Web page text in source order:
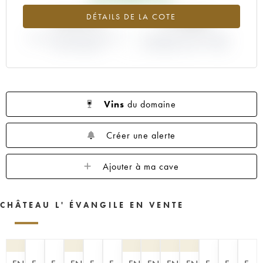
1950 1949 1948
DÉTAILS DE LA COTE
+0.41% +7.06%
Vins du domaine
Créer une alerte
Ajouter à ma cave
CHÂTEAU L' ÉVANGILE EN VENTE